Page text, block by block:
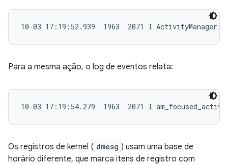
10-03 17:19:52.939  1963  2071 I ActivityManager:
Para a mesma ação, o log de eventos relata:
10-03 17:19:54.279  1963  2071 I
Os registros de kernel ( dmesg ) usam uma base de
horário diferente, que marca itens de registro com